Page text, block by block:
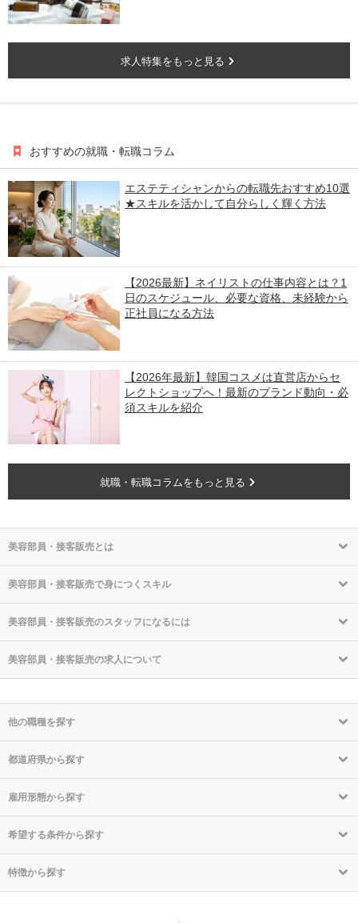
求人特集をもっと見る
おすすめの就職・転職コラム
エステティシャンからの転職先おすすめ10選
★スキルを活かして自分らしく輝く方法
【2026最新】ネイリストの仕事内容とは？1
日のスケジュール、必要な資格、未経験から
正社員になる方法
【2026年最新】韓国コスメは直営店からセ
レクトショップへ！最新のブランド動向・必
須スキルを紹介
就職・転職コラムをもっと見る
美容部員・接客販売とは
美容部員・接客販売で身につくスキル
美容部員・接客販売のスタッフになるには
美容部員・接客販売の求人について
他の職種を探す
都道府県から探す
雇用形態から探す
希望する条件から探す
特徴から探す